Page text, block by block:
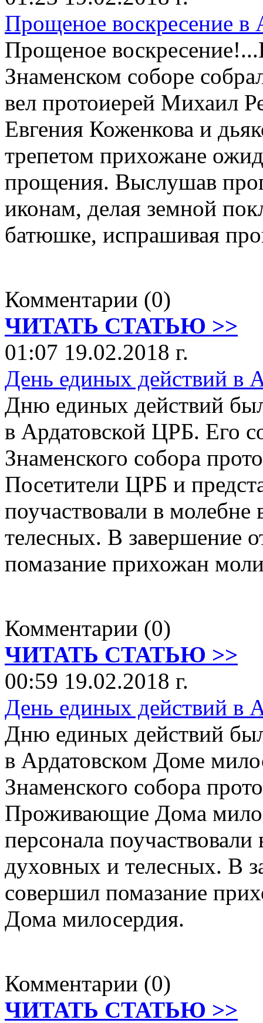
Прощеное воскресение в
Прощеное
Знаменском соборе
вел протоиерей Михаил
Евгения Коженкова и
трепетом прихожане
прощения. Выслушав
иконам, делая земной
батюшке, испрашивая
Комментарии (0)
ЧИТАТЬ СТАТЬЮ >>
01:07 19.02.2018 г.
День единых действий в
Дню единых действий
в Ардатовской ЦРБ. Его
Знаменского собора
Посетители ЦРБ и
поучаствовали в
телесных. В завершение
помазание прихожан
Комментарии (0)
ЧИТАТЬ СТАТЬЮ >>
00:59 19.02.2018 г.
День единых действий в
Дню единых действий
в Ардатовском Доме
Знаменского собора
Проживающие Дома
персонала
духовных и телесных. В
совершил помазание
Дома милосердия.
Комментарии (0)
ЧИТАТЬ СТАТЬЮ >>